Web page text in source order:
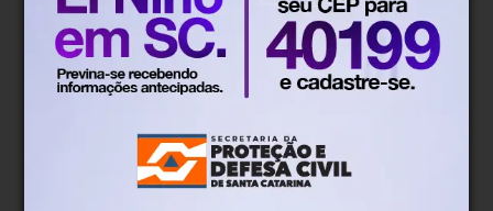
Blumenau, SC
15°
Chuvas esparsas
15° Máx.27°
1.22km/h
Vento